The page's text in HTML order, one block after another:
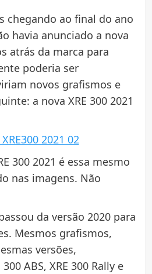
chegando ao final do ano
havia anunciado a nova
atrás da marca para
poderia ser
novos grafismos e
a nova XRE 300 2021
300 2021 é essa mesmo
nas imagens. Não
da versão 2020 para
Mesmos grafismos,
versões,
ABS, XRE 300 Rally e